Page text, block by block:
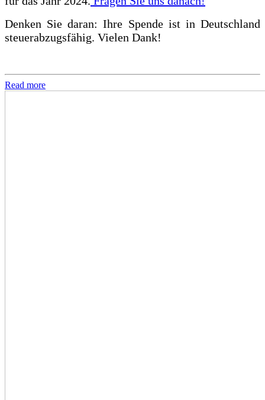
Denken Sie daran: Ihre Spende ist in Deutschland
steuerabzugsfähig. Vielen Dank!
Read more